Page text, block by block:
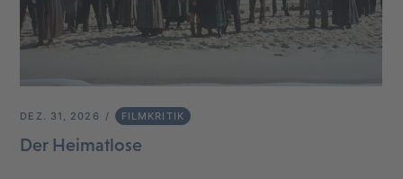
DEZ. 31, 2026 FILMKRITIK
Der Heimatlose